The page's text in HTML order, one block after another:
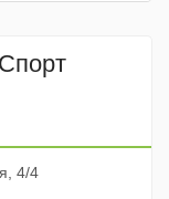
4/4